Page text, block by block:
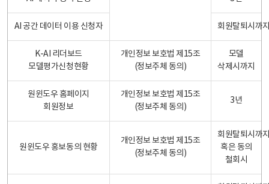
AI 공간 데이터 이용 신청자 회원탈퇴시까
K-AI 리더보드
모델평가신청현황
개인정보 보호법 제15조
(정보주체 동의)
모델
삭제시까지
원윈도우 홈페이지
회원정보
개인정보 보호법 제15조
(정보주체 동의)
3년
원윈도우 홍보동의 현황
개인정보 보호법 제15조
(정보주체 동의)
회원탈퇴시까
혹은 동의
철회시